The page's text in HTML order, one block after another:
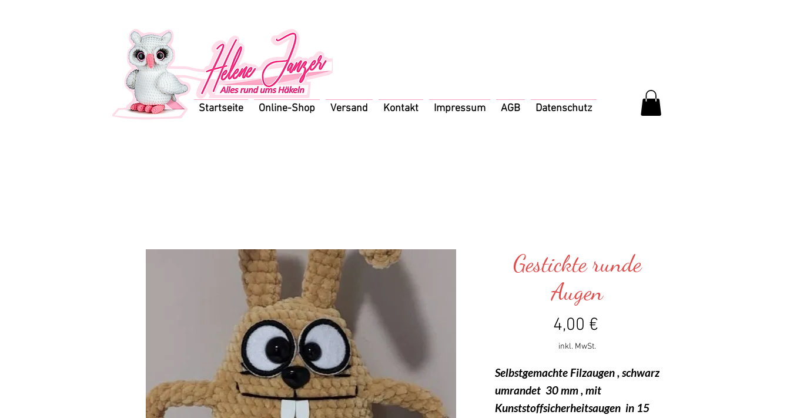
Startseite Online-Shop Versand Kontakt Impressum AGB Datenschutz
Gestickte runde
Augen
4,00 €
inkl. MwSt.
Selbstgemachte Filzaugen , schwarz
umrandet 30 mm , mit
Kunststoffsicherheitsaugen in 15